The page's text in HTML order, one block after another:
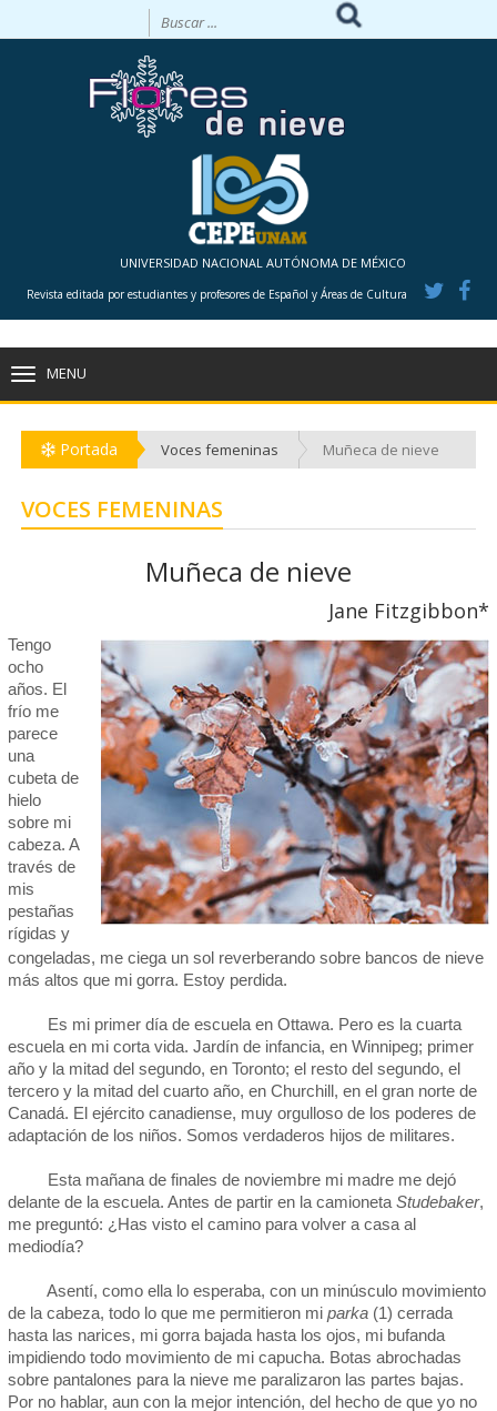
UNIVERSIDAD NACIONAL AUTÓNOMA DE MÉXICO
Revista editada por estudiantes y profesores de Español y Áreas de Cultura
MENU
Portada Voces femeninas Muñeca de nieve
VOCES FEMENINAS
Muñeca de nieve
Jane Fitzgibbon*
Tengo
ocho
años. El
frío me
parece
una
cubeta de
hielo
sobre mi
cabeza. A
través de
mis
pestañas
rígidas y
congeladas, me ciega un sol reverberando sobre bancos de nieve
más altos que mi gorra. Estoy perdida.
Es mi primer día de escuela en Ottawa. Pero es la cuarta
escuela en mi corta vida. Jardín de infancia, en Winnipeg; primer
año y la mitad del segundo, en Toronto; el resto del segundo, el
tercero y la mitad del cuarto año, en Churchill, en el gran norte de
Canadá. El ejército canadiense, muy orgulloso de los poderes de
adaptación de los niños. Somos verdaderos hijos de militares.
Esta mañana de finales de noviembre mi madre me dejó
delante de la escuela. Antes de partir en la camioneta Studebaker,
me preguntó: ¿Has visto el camino para volver a casa al
mediodía?
Asentí, como ella lo esperaba, con un minúsculo movimiento
de la cabeza, todo lo que me permitieron mi parka (1) cerrada
hasta las narices, mi gorra bajada hasta los ojos, mi bufanda
impidiendo todo movimiento de mi capucha. Botas abrochadas
sobre pantalones para la nieve me paralizaron las partes bajas.
Por no hablar, aun con la mejor intención, del hecho de que yo no